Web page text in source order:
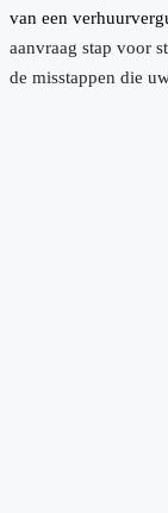
van een
aanvraag stap voor
de misstappen die